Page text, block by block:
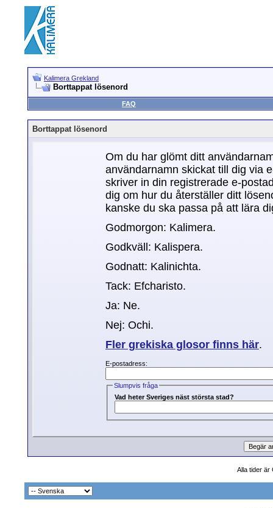
Kalimera Grekland
Borttappat lösenord
FAQ
Borttappat lösenord
Om du har glömt ditt
användarnamn skickat till dig via
skriver in din registrerade e-
dig om hur du återställer ditt
kanske du ska passa på att lära
Godmorgon: Kalimera.
Godkväll: Kalispera.
Godnatt: Kalinichta.
Tack: Efcharisto.
Ja: Ne.
Nej: Ochi.
Fler grekiska glosor finns här.
E-postadress:
Slumpvis fråga
Vad heter Sveriges näst största stad?
Alla tider är